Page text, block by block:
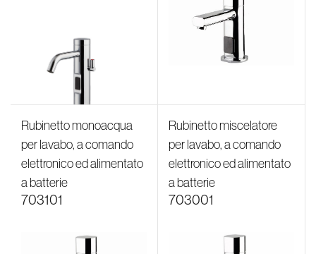
Rubinetto monoacqua
per lavabo, a comando
elettronico ed alimentato
a batterie
703101
Rubinetto miscelatore
per lavabo, a comando
elettronico ed alimentato
a batterie
703001